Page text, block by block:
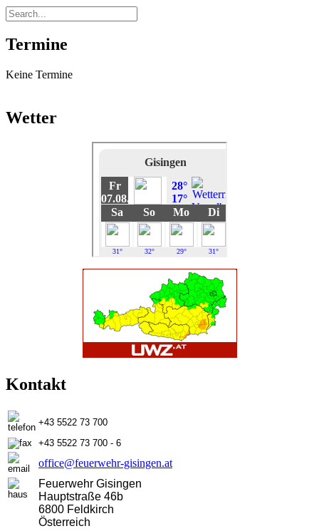
Termine
Keine Termine
Wetter
Kontakt
+43 5522 73 700
+43 5522 73 700 - 6
office@feuerwehr-gisingen.at
Feuerwehr Gisingen
Hauptstraße 46b
6800 Feldkirch
Österreich